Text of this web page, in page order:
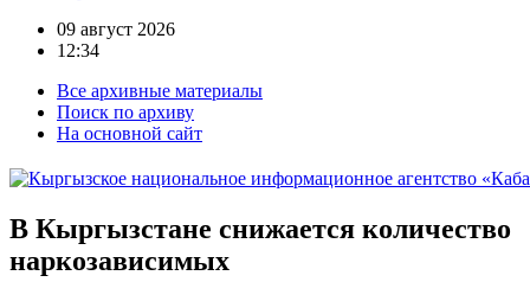
09 август 2026
12:34
Все архивные материалы
Поиск по архиву
На основной сайт
В Кыргызстане снижается количество
наркозависимых